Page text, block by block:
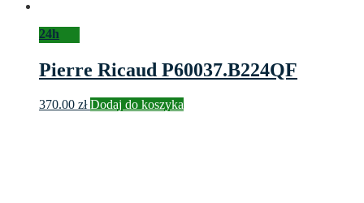
24h
Pierre Ricaud P60037.B224QF
370.00 zł Dodaj do koszyka